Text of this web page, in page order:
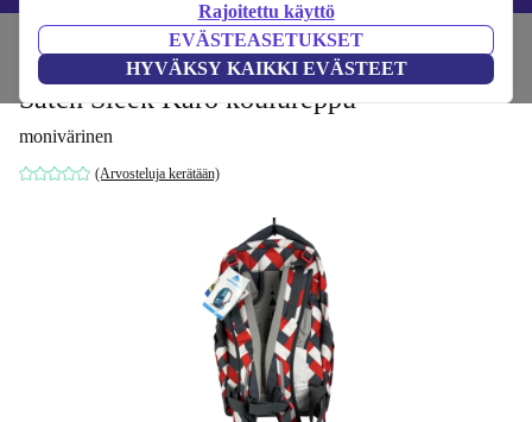
Rajoitettu käyttö
EVÄSTEASETUKSET
HYVÄKSY KAIKKI EVÄSTEET
Satch Sleek Karo koulureppu
monivärinen
(Arvosteluja kerätään)